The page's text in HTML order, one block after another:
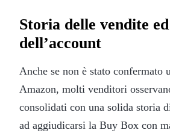
Storia delle vendite
dell’account
Anche se non è stato confermato
Amazon, molti venditori
consolidati con una solida storia
ad aggiudicarsi la Buy Box con